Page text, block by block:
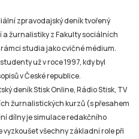
zpravodajský deník tvořený
žurnalistiky z Fakulty sociálních
studia jako cvičné médium.
už v roce 1997, kdy byl
v České republice.
deník Stisk Online, Rádio Stisk, TV
žurnalistických kurzů (s přesahem
dílny je simulace redakčního
všechny základní role při